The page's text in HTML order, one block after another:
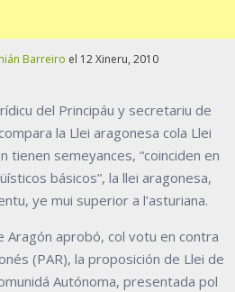
Barreiro el 12 Xineru, 2010
del Principáu y secretariu de
la Llei aragonesa cola Llei
tienen semeyances, “coinciden en
básicos”, la llei aragonesa,
ye mui superior a l’asturiana.
Aragón aprobó, col votu en contra
(PAR), la proposición de Llei de
Autónoma, presentada pol